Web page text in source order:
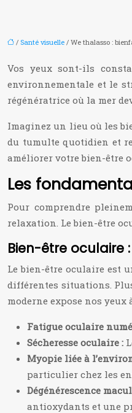
/ Santé visuelle / We thalasso :
Vos yeux sont-ils
environnementale et le
régénératrice où la mer
Imaginez un lieu où les
du tumulte quotidien et
améliorer votre bien-être
Les
Pour comprendre
relaxation. Le bien-être
Bien-être oculaire
Le bien-être oculaire est
différentes situations.
moderne expose nos
Fatigue oculaire
Sécheresse oculaire :
Myopie liée à
particulier chez les
Dégénérescence
antioxydants et une